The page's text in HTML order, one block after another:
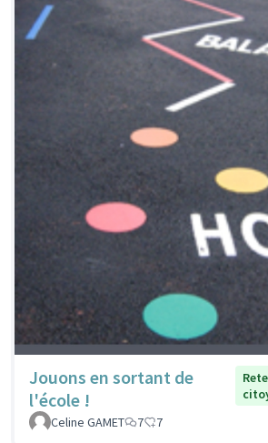
Jouons en sortant de
l'école !
Celine GAMET
7 7